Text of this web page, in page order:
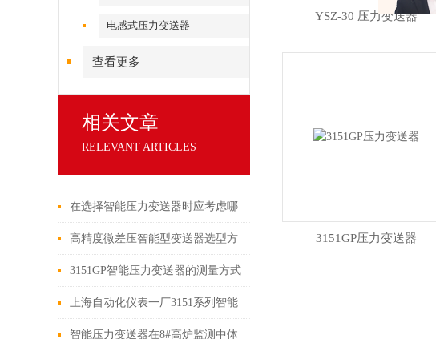
电感式压力变送器
查看更多
相关文章
RELEVANT ARTICLES
在选择智能压力变送器时应考虑哪
些因素？
高精度微差压智能型变送器选型方
法
3151GP智能压力变送器的测量方式
上海自动化仪表一厂3151系列智能
压力变送器作为一种高精度
智能压力变送器在8#高炉监测中体
YSZ-30 压力变送器
3151GP压力变送器